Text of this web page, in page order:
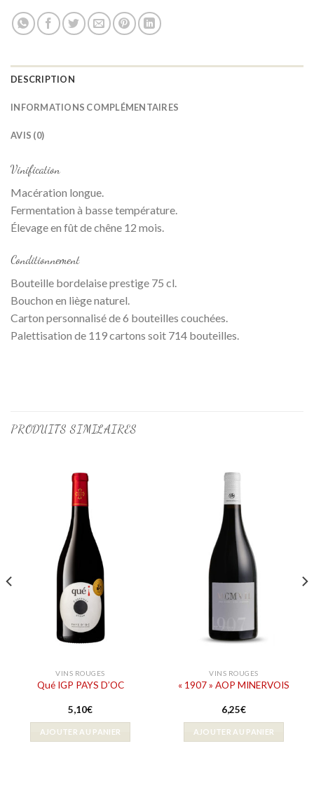
DESCRIPTION
INFORMATIONS COMPLÉMENTAIRES
AVIS (0)
Vinification
Macération longue.
Fermentation à basse température.
Élevage en fût de chêne 12 mois.
Conditionnement
Bouteille bordelaise prestige 75 cl.
Bouchon en liège naturel.
Carton personnalisé de 6 bouteilles couchées.
Palettisation de 119 cartons soit 714 bouteilles.
PRODUITS SIMILAIRES
VINS ROUGES
Qué IGP PAYS D’OC
5,10€
AJOUTER AU PANIER
VINS ROUGES
« 1907 » AOP MINERVOIS
6,25€
AJOUTER AU PANIER